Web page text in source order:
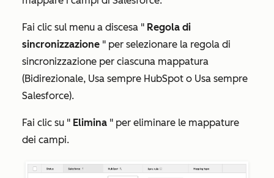
Fai clic sul menu a discesa " Regola di
sincronizzazione " per selezionare la regola di
sincronizzazione per ciascuna mappatura
(Bidirezionale, Usa sempre HubSpot o Usa sempre
Salesforce).
Fai clic su " Elimina " per eliminare le mappature
dei campi.